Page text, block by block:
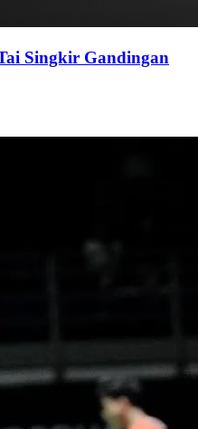
Singkir Gandingan